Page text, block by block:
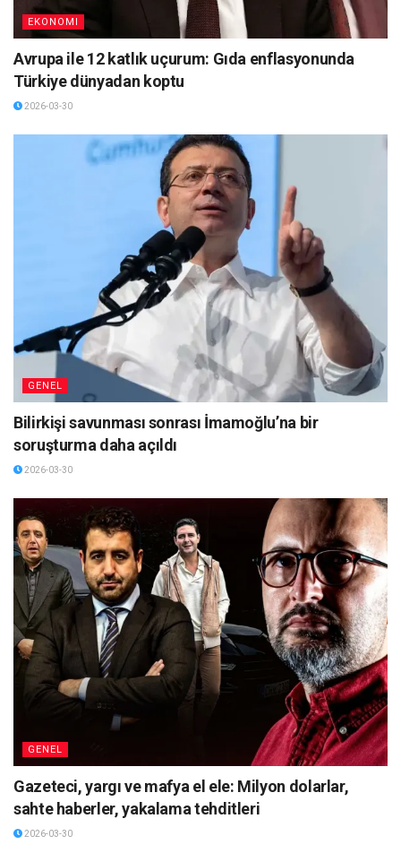
EKONOMI
Avrupa ile 12 katlık uçurum: Gıda enflasyonunda
Türkiye dünyadan koptu
2026-03-30
GENEL
Bilirkişi savunması sonrası İmamoğlu’na bir
soruşturma daha açıldı
2026-03-30
GENEL
Gazeteci, yargı ve mafya el ele: Milyon dolarlar,
sahte haberler, yakalama tehditleri
2026-03-30